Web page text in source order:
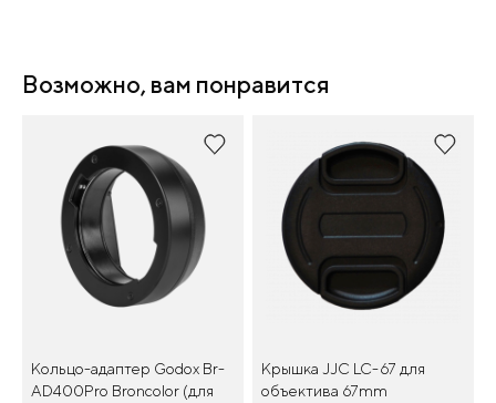
Возможно, вам понравится
Кольцо-адаптер Godox Br-
AD400Pro Broncolor (для
Крышка JJC LC-67 для
объектива 67mm